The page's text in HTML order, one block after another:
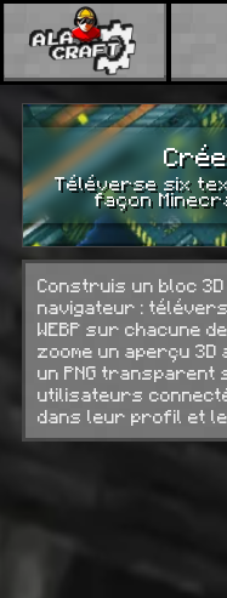
Téléverse six
façon
Construis un bloc
navigateur :
WEBP sur chacune
zoome un aperçu
un PNG transparent
utilisateurs
dans leur profil et